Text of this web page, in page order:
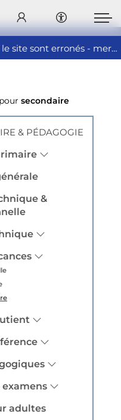
Les prix des éditions Didafrio sur le site sont erronés - merci de nous contacter
secondaire
& PÉDAGOGIE
&
adultes